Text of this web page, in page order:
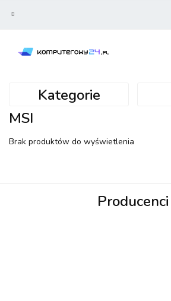
Kategorie
MSI
Brak produktów do wyświetlenia
Producenci